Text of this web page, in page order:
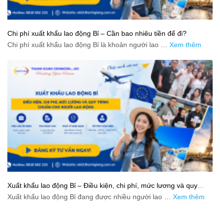
Chi phí xuất khẩu lao động Bỉ – Cần bao nhiêu tiền để đi?
Chi phí xuất khẩu lao động Bỉ là khoản người lao … Xem thêm
Xuất khẩu lao động Bỉ – Điều kiện, chi phí, mức lương và quy
trình chuẩn cho người lao động
Xuất khẩu lao động Bỉ đang được nhiều người lao … Xem thêm